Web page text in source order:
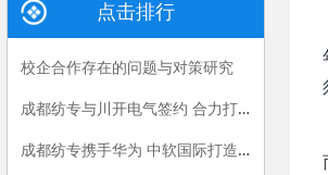
点击排行
校企合作存在的问题与对策研究
成都纺专与川开电气签约 合力打造产教融合新范式
成都纺专携手华为 中软国际打造信创产业学院“标杆”